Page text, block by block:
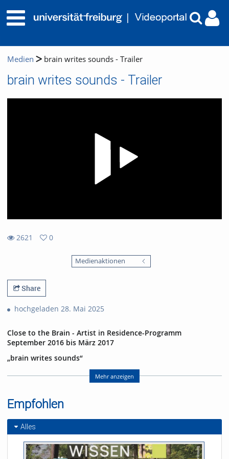
Medien brain writes sounds - Trailer
brain writes sounds - Trailer
2621
0
Medienaktionen
Share
hochgeladen 28. Mai 2025
Close to the Brain - Artist in Residence-Programm
September 2016 bis März 2017
„brain writes sounds“
07.03.2017 im E-Werk Freiburg
mit Harald Kimmig (Geige), Annette Pehnt (Text), Ephraim
(Versuchsperson)
Abspann:
Die Performance entstand im Rahmen desArtist in Residence-
Programms des Exzellenzclusters BrainLinks-BrainTools der
Universität Freiburg
Geige: Harald Kimmig
Mehr anzeigen
Empfohlen
Alles